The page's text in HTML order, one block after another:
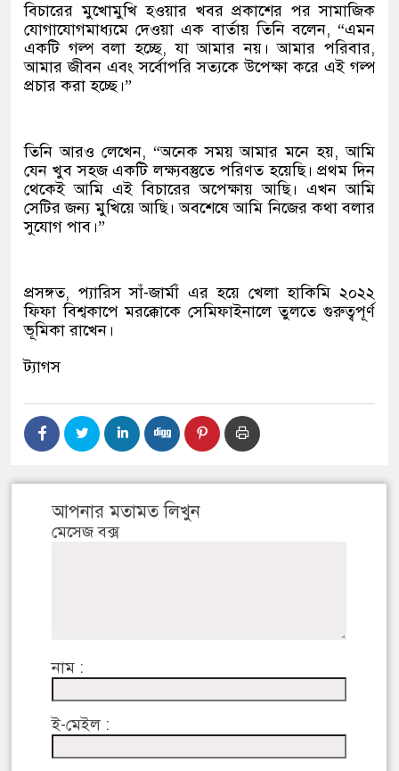
বিচারের মুখোমুখি হওয়ার খবর প্রকাশের পর সামাজিক
যোগাযোগমাধ্যমে দেওয়া এক বার্তায় তিনি বলেন, “এমন
একটি গল্প বলা হচ্ছে, যা আমার নয়। আমার পরিবার,
আমার জীবন এবং সর্বোপরি সত্যকে উপেক্ষা করে এই গল্প
প্রচার করা হচ্ছে।”
তিনি আরও লেখেন, “অনেক সময় আমার মনে হয়, আমি
যেন খুব সহজ একটি লক্ষ্যবস্তুতে পরিণত হয়েছি। প্রথম দিন
থেকেই আমি এই বিচারের অপেক্ষায় আছি। এখন আমি
সেটির জন্য মুখিয়ে আছি। অবশেষে আমি নিজের কথা বলার
সুযোগ পাব।”
প্রসঙ্গত, প্যারিস সাঁ-জার্মাঁ এর হয়ে খেলা হাকিমি ২০২২
ফিফা বিশ্বকাপে মরক্কোকে সেমিফাইনালে তুলতে গুরুত্বপূর্ণ
ভূমিকা রাখেন।
ট্যাগস
আপনার মতামত লিখুন
মেসেজ বক্স
নাম :
ই-মেইল :